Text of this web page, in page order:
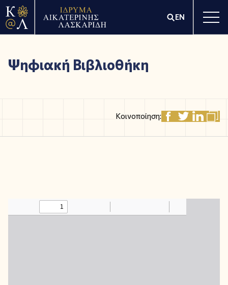
EN
Ψηφιακή Βιβλιοθήκη
Κοινοποίηση: